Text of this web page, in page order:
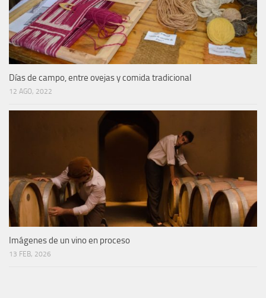
Días de campo, entre ovejas y comida tradicional
12 AGO, 2022
Imágenes de un vino en proceso
13 FEB, 2026